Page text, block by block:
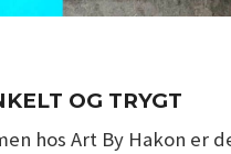
OG TRYGT
hos Art By Hakon